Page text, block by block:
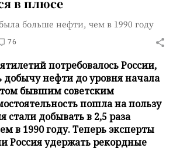
в плюсе
больше нефти, чем в 1990 году
76
потребовалось России,
добычу нефти до уровня начала
бывшим советским
пошла на пользу
стали добывать в 2,5 раза
в 1990 году. Теперь эксперты
Россия удержать рекордные